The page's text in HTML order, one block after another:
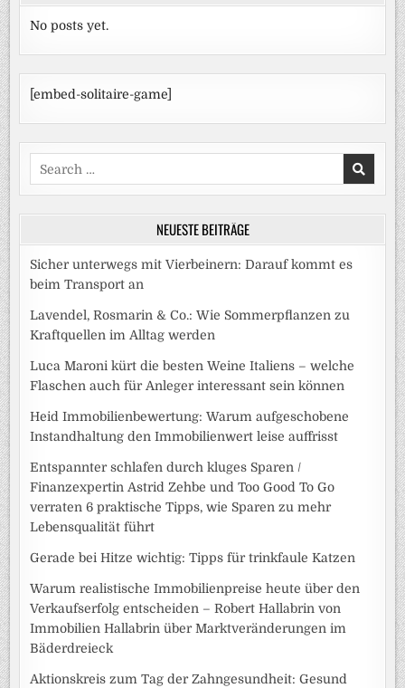
No posts yet.
[embed-solitaire-game]
Search
for:
NEUESTE BEITRÄGE
Sicher unterwegs mit Vierbeinern: Darauf kommt es
beim Transport an
Lavendel, Rosmarin & Co.: Wie Sommerpflanzen zu
Kraftquellen im Alltag werden
Luca Maroni kürt die besten Weine Italiens – welche
Flaschen auch für Anleger interessant sein können
Heid Immobilienbewertung: Warum aufgeschobene
Instandhaltung den Immobilienwert leise auffrisst
Entspannter schlafen durch kluges Sparen /
Finanzexpertin Astrid Zehbe und Too Good To Go
verraten 6 praktische Tipps, wie Sparen zu mehr
Lebensqualität führt
Gerade bei Hitze wichtig: Tipps für trinkfaule Katzen
Warum realistische Immobilienpreise heute über den
Verkaufserfolg entscheiden – Robert Hallabrin von
Immobilien Hallabrin über Marktveränderungen im
Bäderdreieck
Aktionskreis zum Tag der Zahngesundheit: Gesund